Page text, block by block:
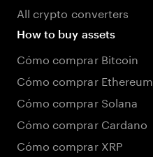
All crypto converters
How to buy assets
Cómo comprar Bitcoin
Cómo comprar Ethereum
Cómo comprar Solana
Cómo comprar Cardano
Cómo comprar XRP